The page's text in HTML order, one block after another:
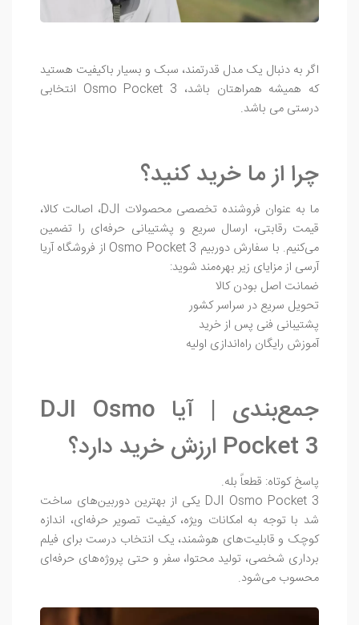
اگر به دنبال یک مدل قدرتمند، سبک و بسیار باکیفیت هستید
که همیشه همراهتان باشد، Osmo Pocket 3 انتخابی
درستی می باشد.
چرا از ما خرید کنید؟
ما به عنوان فروشنده تخصصی محصولات DJI، اصالت کالا،
قیمت رقابتی، ارسال سریع و پشتیبانی حرفه‌ای را تضمین
می‌کنیم. با سفارش دوربیم Osmo Pocket 3 از فروشگاه آریا
آرسی از مزایای زیر بهره‌مند شوید:
ضمانت اصل بودن کالا
تحویل سریع در سراسر کشور
پشتیبانی فنی پس از خرید
آموزش رایگان راه‌اندازی اولیه
جمع‌بندی | آیا DJI Osmo
Pocket 3 ارزش خرید دارد؟
پاسخ کوتاه: قطعاً بله.
DJI Osmo Pocket 3 یکی از بهترین دوربین‌های ساخت
شد با توجه به امکانات ویژه، کیفیت تصویر حرفه‌ای، اندازه
کوچک و قابلیت‌های هوشمند، یک انتخاب درست برای فیلم‌
برداری شخصی، تولید محتوا، سفر و حتی پروژه‌های حرفه‌ای
محسوب می‌شود.